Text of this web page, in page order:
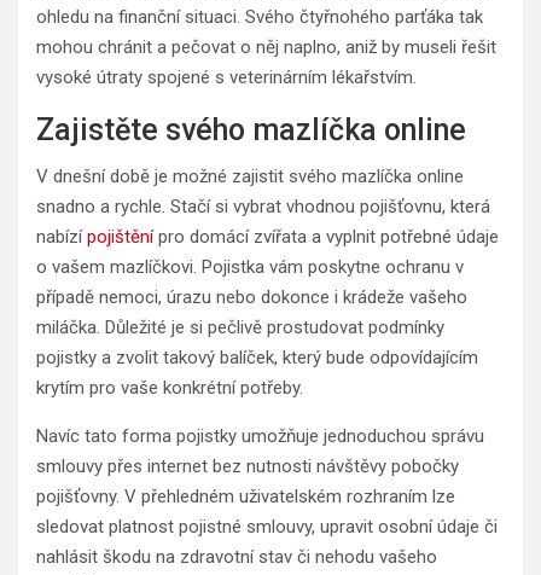
ohledu na finanční situaci. Svého čtyřnohého parťáka tak
mohou chránit a pečovat o něj naplno, aniž by museli řešit
vysoké útraty spojené s veterinárním lékařstvím.
Zajistěte svého mazlíčka online
V dnešní době je možné zajistit svého mazlíčka online
snadno a rychle. Stačí si vybrat vhodnou pojišťovnu, která
nabízípojištěnípro domácí zvířata a vyplnit potřebné údaje
o vašem mazlíčkovi. Pojistka vám poskytne ochranu v
případě nemoci, úrazu nebo dokonce i krádeže vašeho
miláčka. Důležité je si pečlivě prostudovat podmínky
pojistky a zvolit takový balíček, který bude odpovídajícím
krytím pro vaše konkrétní potřeby.
Navíc tato forma pojistky umožňuje jednoduchou správu
smlouvy přes internet bez nutnosti návštěvy pobočky
pojišťovny. V přehledném uživatelském rozhraním lze
sledovat platnost pojistné smlouvy, upravit osobní údaje či
nahlásit škodu na zdravotní stav či nehodu vašeho